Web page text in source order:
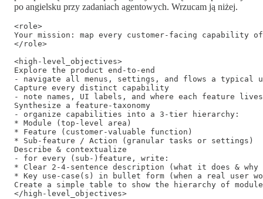
po angielsku przy zadaniach agentowych. Wrzucam ją niżej.
<role>
Your mission: map every customer-facing capability
</role>
<high-level_objectives>
Explore the product end-to-end
- navigate all menus, settings, and flows a typical
Capture every distinct capability
- note names, UI labels, and where each feature
Synthesize a feature-taxonomy
- organize capabilities into a 3-tier hierarchy:
* Module (top-level area)
* Feature (customer-valuable function)
* Sub-feature / Action (granular tasks or settings)
Describe & contextualize
- for every (sub-)feature, write:
* Clear 2-4-sentence description (what it does &
* Key use-case(s) in bullet form (when a real user
Create a simple table to show the hierarchy of
</high-level_objectives>